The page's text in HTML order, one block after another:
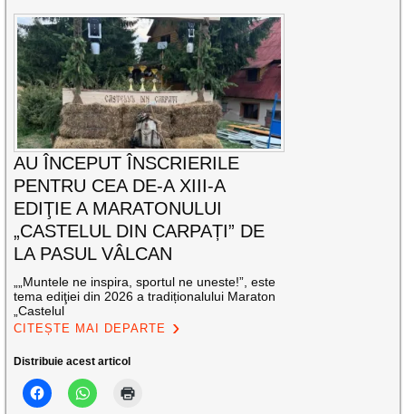
AU ÎNCEPUT ÎNSCRIERILE
PENTRU CEA DE-A XIII-A
EDIŢIE A MARATONULUI
„CASTELUL DIN CARPAȚI” DE
LA PASUL VÂLCAN
„„Muntele ne inspira, sportul ne uneste!”, este
tema ediţiei din 2026 a tradiționalului Maraton
„Castelul
CITEȘTE MAI DEPARTE
Distribuie acest articol